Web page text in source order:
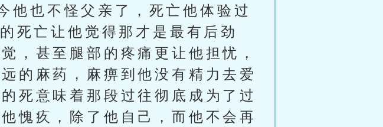
他也不怪父亲了，死亡他体验过
死亡让他觉得那才是最有后劲
，甚至腿部的疼痛更让他担忧，
的麻药，麻痹到他没有精力去爱
死意味着那段过往彻底成为了过
愧疚，除了他自己，而他不会再